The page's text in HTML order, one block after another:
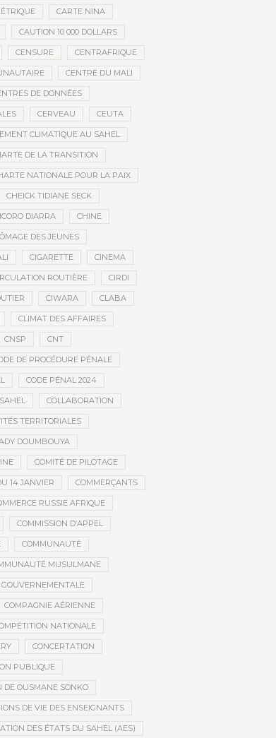
CARTE NINA
CAUTION 10 000 DOLLARS
CENSURE CENTRAFRIQUE
CENTRE DU MALI
DE DONNÉES
CERVEAU CEUTA
CLIMATIQUE AU SAHEL
DE LA TRANSITION
NATIONALE POUR LA PAIX
CHEICK TIDIANE SECK
DIARRA CHINE
DES JEUNES
CIGARETTE CINEMA
ROUTIÈRE CIRDI
CIWARA CLABA
CLIMAT DES AFFAIRES
CNSP CNT
DE PROCÉDURE PÉNALE
CODE PÉNAL 2024
COLLABORATION
TERRITORIALES
DOUMBOUYA
COMITÉ DE PILOTAGE
14 JANVIER COMMERÇANTS
RUSSIE AFRIQUE
COMMISSION D’APPEL
COMMUNAUTÉ
MUSULMANE
COMPAGNIE AÉRIENNE
NATIONALE
CONCERTATION
PUBLIQUE
DE OUSMANE SONKO
DE VIE DES ENSEIGNANTS
DES ÉTATS DU SAHEL (AES)